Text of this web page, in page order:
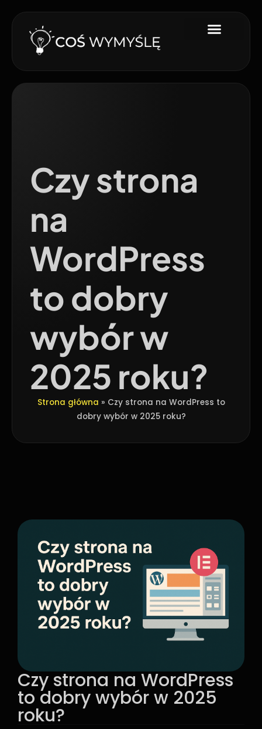
Czy strona
na
WordPress
to dobry
wybór w
2025 roku?
Strona główna » Czy strona na WordPress to
dobry wybór w 2025 roku?
Czy strona na WordPress
to dobry wybór w 2025
roku?